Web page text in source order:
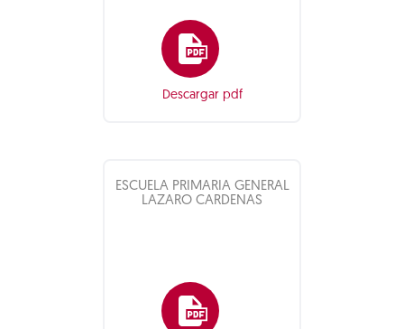
Descargar pdf
ESCUELA PRIMARIA GENERAL
LAZARO CARDENAS